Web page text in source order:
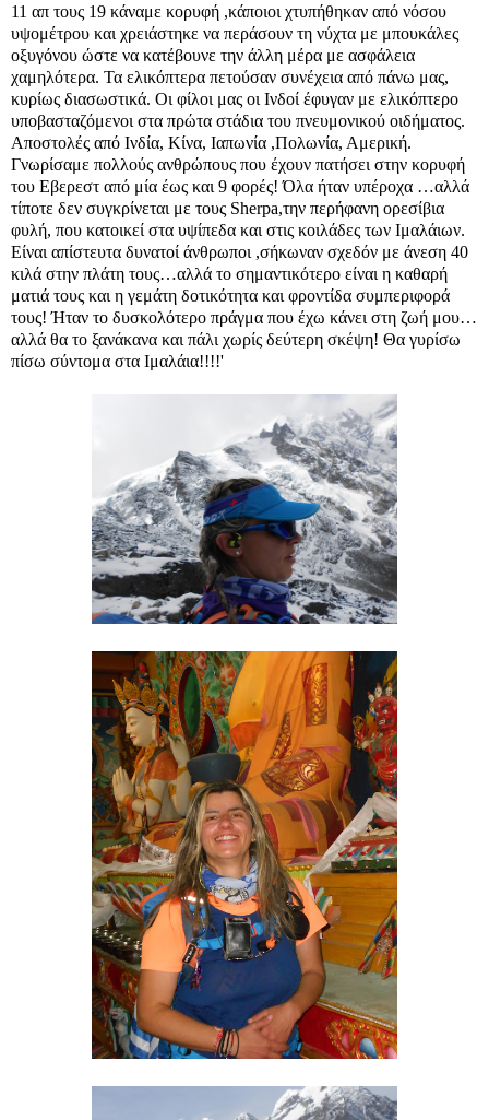
11 απ τους 19 κάναμε κορυφή ,κάποιοι χτυπήθηκαν από νόσου
υψομέτρου και χρειάστηκε να περάσουν τη νύχτα με μπουκάλες
οξυγόνου ώστε να κατέβουνε την άλλη μέρα με ασφάλεια
χαμηλότερα. Τα ελικόπτερα πετούσαν συνέχεια από πάνω μας,
κυρίως διασωστικά. Οι φίλοι μας οι Ινδοί έφυγαν με ελικόπτερο
υποβασταζόμενοι στα πρώτα στάδια του πνευμονικού οιδήματος.
Αποστολές από Ινδία, Κίνα, Ιαπωνία ,Πολωνία, Αμερική.
Γνωρίσαμε πολλούς ανθρώπους που έχουν πατήσει στην κορυφή
του Εβερεστ από μία έως και 9 φορές! Όλα ήταν υπέροχα …αλλά
τίποτε δεν συγκρίνεται με τους Sherpa,την περήφανη ορεσίβια
φυλή, που κατοικεί στα υψίπεδα και στις κοιλάδες των Ιμαλάιων.
Είναι απίστευτα δυνατοί άνθρωποι ,σήκωναν σχεδόν με άνεση 40
κιλά στην πλάτη τους…αλλά το σημαντικότερο είναι η καθαρή
ματιά τους και η γεμάτη δοτικότητα και φροντίδα συμπεριφορά
τους! Ήταν το δυσκολότερο πράγμα που έχω κάνει στη ζωή μου…
αλλά θα το ξανάκανα και πάλι χωρίς δεύτερη σκέψη! Θα γυρίσω
πίσω σύντομα στα Ιμαλάια!!!!'